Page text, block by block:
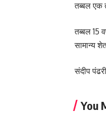
तब्बल एक
तब्बल 15
सामान्य
संदीप
You